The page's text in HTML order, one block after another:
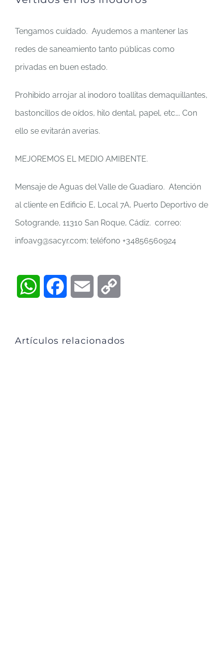
Tengamos cuídado. Ayudemos a mantener las
redes de saneamiento tanto públicas como
privadas en buen estado.
Prohibido arrojar al inodoro toallitas demaquillantes,
bastoncillos de oídos, hilo dental, papel, etc…. Con
ello se evitarán averias.
MEJOREMOS EL MEDIO AMIBENTE.
Mensaje de Aguas del Valle de Guadiaro. Atención
al cliente en Edificio E, Local 7A, Puerto Deportivo de
Sotogrande, 11310 San Roque, Cádiz. correo:
infoavg@sacyr.com; teléfono +34856560924
WhatsAppFacebookEmail
Artículos relacionados